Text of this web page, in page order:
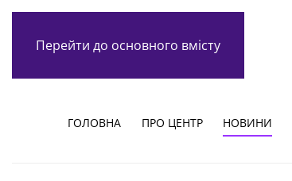
Перейти до основного вмісту
ГОЛОВНА ПРО ЦЕНТР НОВИНИ